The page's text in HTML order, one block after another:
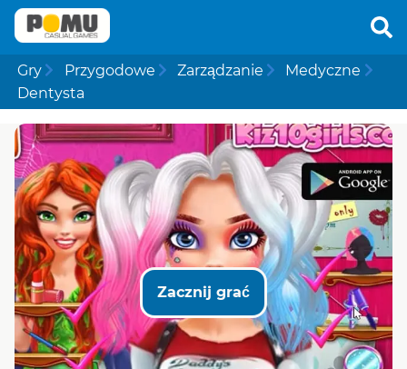
Gry Przygodowe Zarządzanie
Medyczne
Dentysta
Zacznij grać